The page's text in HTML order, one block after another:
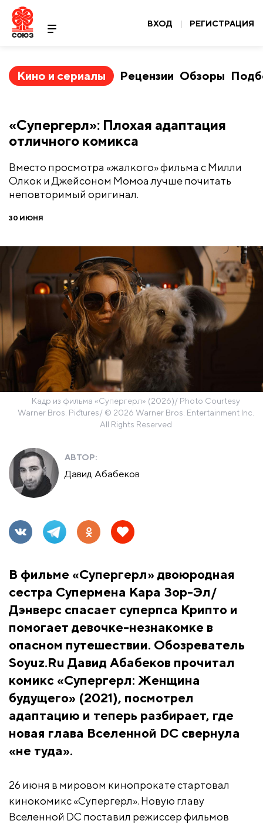
ВХОД | РЕГИСТРАЦИЯ
Кино и сериалы Рецензии Обзоры
​«Супергерл»: Плохая адаптация
отличного комикса
Вместо просмотра «жалкого» фильма с Милли
Олкок и Джейсоном Момоа лучше почитать
неповторимый оригинал.
30 ИЮНЯ
Кадр из фильма «Супергерл» (2026)/ Photo Courtesy
Warner Bros. Pictures/ © 2026 Warner Bros. Entertainment Inc.
All Rights Reserved
АВТОР:
Давид Абабеков
В фильме «Супергерл» двоюродная
сестра Супермена Кара Зор-Эл/
Дэнверс спасает суперпса Крипто и
помогает девочке-незнакомке в
опасном путешествии. Обозреватель
Soyuz.Ru Давид Абабеков прочитал
комикс «Супергерл: Женщина
будущего» (2021), посмотрел
адаптацию и теперь разбирает, где
новая глава Вселенной DC свернула
«не туда».
26 июня в мировом кинопрокате стартовал
кинокомикс «Супергерл». Новую главу
Вселенной DC поставил режиссер фильмов